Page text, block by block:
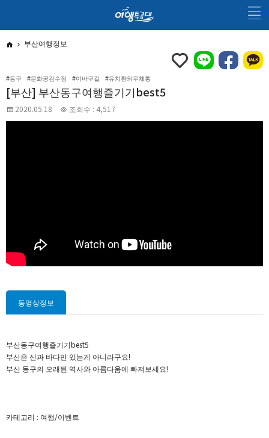
부산여행정보
#동구 #문화공감수정 #이바구길 #유치환의우체통
[부산] 부산동구여행즐기기best5
2020.05.18 조회수 : 4,517
동영상정보
부산동구여행즐기기best5
부산은 산과 바다만 있는게 아니라구요!
부산 동구의 오래된 역사와 아름다움에 빠져보세요!
카테고리 : 여행/이벤트​